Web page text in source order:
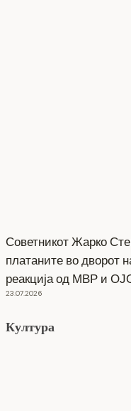
Советникот Жарко
платаните во дворот
реакција од МВР и
23.07.2026
Култура